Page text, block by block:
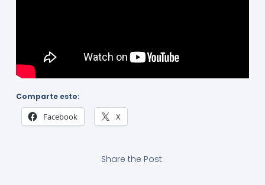
Comparte esto:
Facebook X
Share the Post: